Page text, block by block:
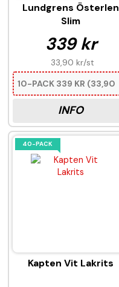
Lundgrens Österlen
Slim
339 kr
33,90 kr/st
INFO
40-PACK
Kapten Vit Lakrits